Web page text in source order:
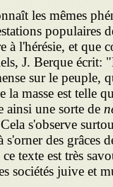
les mêmes
populaires
l'hérésie, et que
J. Berque écrit:
sur le peuple,
masse est telle
ainsi une sorte de
s'observe
des grâces
texte est très
sociétés juive et